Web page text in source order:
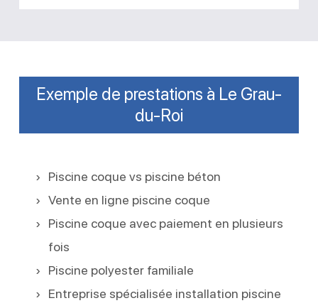
Exemple de prestations à Le Grau-
du-Roi
Piscine coque vs piscine béton
Vente en ligne piscine coque
Piscine coque avec paiement en plusieurs
fois
Piscine polyester familiale
Entreprise spécialisée installation piscine